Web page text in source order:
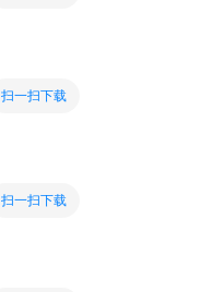
扫一扫下载
扫一扫下载